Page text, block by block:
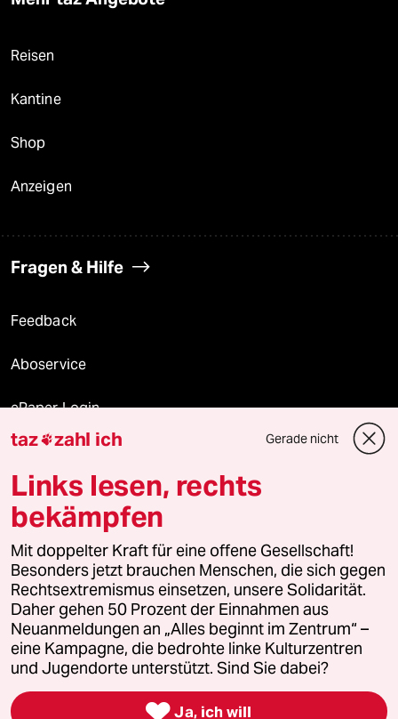
Reisen
Kantine
Shop
Anzeigen
Fragen & Hilfe
Feedback
Aboservice
ePaper Login
Downloads für Abonnierende
© 2026 taz Verlags und Vertriebs GmbH
Alle Rechte vorbehalten. Bei rechtlichen Fragen oder für Genehmigungen
wenden Sie sich bitte an
lizenzen@taz.de
Feedback Redaktionsstatut Kommune-Richtlinien
Leitlinie Informant Datenschutz Impressum AGB
Seitenwende Einwilligungen widerrufen (Ads)
taz zahl ich Gerade nicht
Links lesen, rechts
bekämpfen
Mit doppelter Kraft für eine offene Gesellschaft!
Besonders jetzt brauchen Menschen, die sich gegen
Rechtsextremismus einsetzen, unsere Solidarität.
Daher gehen 50 Prozent der Einnahmen aus
Neuanmeldungen an „Alles beginnt im Zentrum“ –
eine Kampagne, die bedrohte linke Kulturzentren
und Jugendorte unterstützt. Sind Sie dabei?
 Ja, ich will